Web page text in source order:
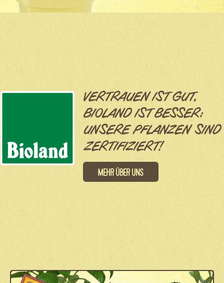
VERTRAUEN IST GUT,
BIOLAND IST BESSER:
UNSERE PFLANZEN SIND
ZERTIFIZIERT!
Mehr über uns